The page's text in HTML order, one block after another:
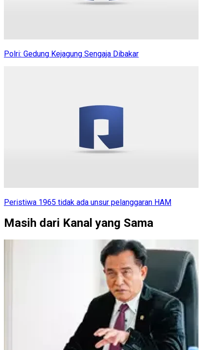
Polri: Gedung Kejagung Sengaja Dibakar
Peristiwa 1965 tidak ada unsur pelanggaran HAM
Masih dari Kanal yang Sama